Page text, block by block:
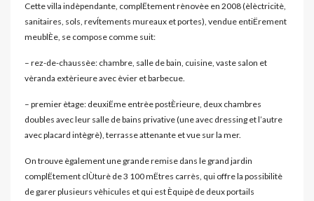
Cette villa indèpendante, complËtement rènovèe en 2008 (èlèctricitè,
sanitaires, sols, revÍtements mureaux et portes), vendue entiËrement
meublÈe, se compose comme suit:
– rez-de-chaussèe: chambre, salle de bain, cuisine, vaste salon et
vèranda extèrieure avec èvier et barbecue.
– premier ètage: deuxiËme entrèe postÈrieure, deux chambres
doubles avec leur salle de bains privative (une avec dressing et l’autre
avec placard intègrè), terrasse attenante et vue sur la mer.
On trouve ègalement une grande remise dans le grand jardin
complËtement clÙturè de 3 100 mËtres carrès, qui offre la possibilitè
de garer plusieurs vèhicules et qui est Èquipè de deux portails